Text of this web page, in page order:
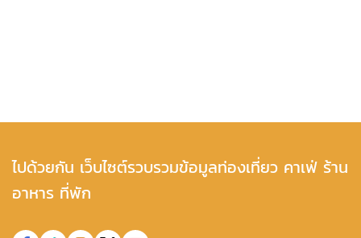
ไปด้วยกัน เว็บไซต์รวบรวมข้อมูลท่องเที่ยว คาเฟ่ ร้าน
อาหาร ที่พัก